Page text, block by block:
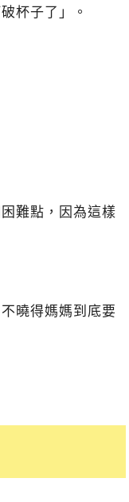
杯子了」。
難點，因為這樣
曉得媽媽到底要